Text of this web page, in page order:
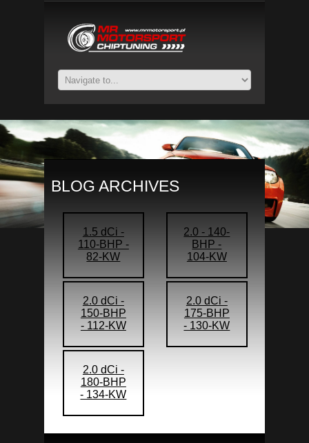
BLOG ARCHIVES
1.5 dCi -
110-BHP -
82-KW
2.0 - 140-
BHP -
104-KW
2.0 dCi -
150-BHP
- 112-KW
2.0 dCi -
175-BHP
- 130-KW
2.0 dCi -
180-BHP
- 134-KW